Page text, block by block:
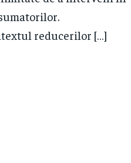
reducerilor […]